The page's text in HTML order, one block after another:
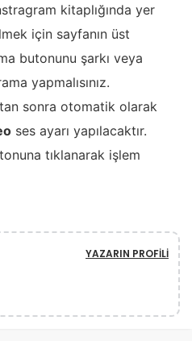
kitaplığında yer
için sayfanın üst
butonunu şarkı veya
yapmalısınız.
sonra otomatik olarak
ses ayarı yapılacaktır.
tıklanarak işlem
YAZARIN PROFILI